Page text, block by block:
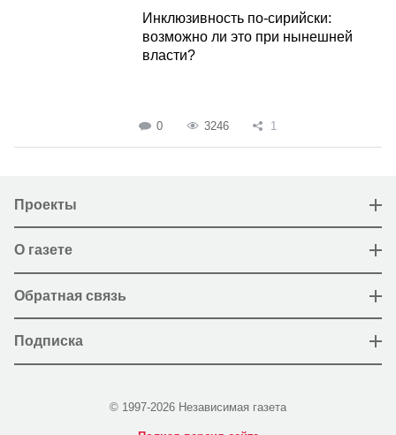
Инклюзивность по-сирийски:
возможно ли это при нынешней
власти?
0 3246 1
Проекты
О газете
Обратная связь
Подписка
© 1997-2026 Независимая газета